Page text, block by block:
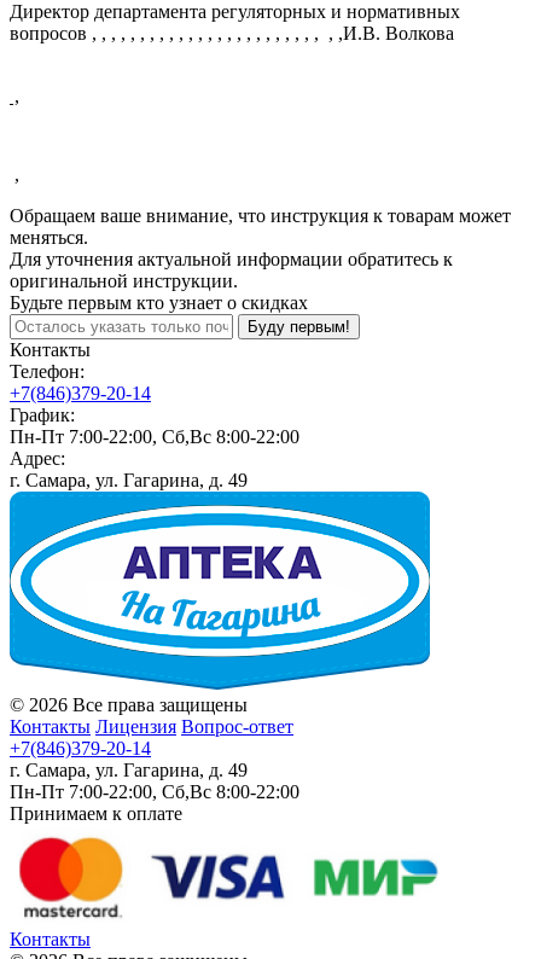
Директор департамента регуляторных и нормативных
вопросов , , , , , , , , , , , , , , , , , , , , , , , , , ,И.В. Волкова
,
,
Обращаем ваше внимание, что инструкция к товарам может
меняться.
Для уточнения актуальной информации обратитесь к
оригинальной инструкции.
Будьте первым кто узнает о скидках
Буду первым!
Контакты
Телефон:
+7(846)379-20-14
График:
Пн-Пт 7:00-22:00, Сб,Вс 8:00-22:00
Адрес:
г. Самара, ул. Гагарина, д. 49
© 2026 Все права защищены
Контакты Лицензия Вопрос-ответ
+7(846)379-20-14
г. Самара, ул. Гагарина, д. 49
Пн-Пт 7:00-22:00, Сб,Вс 8:00-22:00
Принимаем к оплате
Контакты